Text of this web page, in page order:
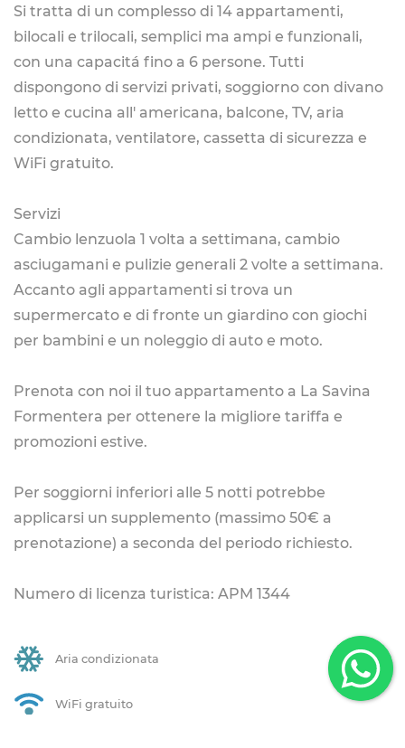
Si tratta di un complesso di 14 appartamenti,
bilocali e trilocali, semplici ma ampi e funzionali,
con una capacitá fino a 6 persone. Tutti
dispongono di servizi privati, soggiorno con divano
letto e cucina all' americana, balcone, TV, aria
condizionata, ventilatore, cassetta di sicurezza e
WiFi gratuito.
Servizi
Cambio lenzuola 1 volta a settimana, cambio
asciugamani e pulizie generali 2 volte a settimana.
Accanto agli appartamenti si trova un
supermercato e di fronte un giardino con giochi
per bambini e un noleggio di auto e moto.
Prenota con noi il tuo appartamento a La Savina
Formentera per ottenere la migliore tariffa e
promozioni estive.
Per soggiorni inferiori alle 5 notti potrebbe
applicarsi un supplemento (massimo 50€ a
prenotazione) a seconda del periodo richiesto.
Numero di licenza turistica: APM 1344
Aria condizionata
WiFi gratuito